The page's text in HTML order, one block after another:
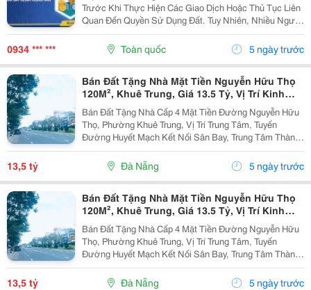
Trước Khi Thực Hiện Các Giao Dịch Hoặc Thủ Tục Liên
Quan Đến Quyền Sử Dụng Đất. Tuy Nhiên, Nhiều Người
Vẫn Nhầm Lẫn Giữa Bảng Giá Đất Và Giá Trị Thực Tế
Của Bất Động Sản, Dẫn Đến Những Đánh Giá Chưa...
0934 *** *** Toàn quốc 5 ngày trước
Bán Đất Tặng Nhà Mặt Tiền Nguyễn Hữu Thọ
120M², Khuê Trung, Giá 13.5 Tỷ, Vị Trí Kinh
Doanh Đẹp
Bán Đất Tặng Nhà Cấp 4 Mặt Tiền Đường Nguyễn Hữu
Thọ, Phường Khuê Trung, Vị Trí Trung Tâm, Tuyến
Đường Huyết Mạch Kết Nối Sân Bay, Trung Tâm Thành
Phố Và Các Khu Thương Mại Sầm Uất. Thông Tin Bất
Động Sản: Địa Chỉ: Mặt Tiền Nguyễn Hữu Thọ, Gần
13,5 tỷ Đà Nẵng 5 ngày trước
Bán Đất Tặng Nhà Mặt Tiền Nguyễn Hữu Thọ
120M², Khuê Trung, Giá 13.5 Tỷ, Vị Trí Kinh
Doanh Đẹp
Bán Đất Tặng Nhà Cấp 4 Mặt Tiền Đường Nguyễn Hữu
Thọ, Phường Khuê Trung, Vị Trí Trung Tâm, Tuyến
Đường Huyết Mạch Kết Nối Sân Bay, Trung Tâm Thành
Phố Và Các Khu Thương Mại Sầm Uất. Thông Tin Bất
Động Sản: Địa Chỉ: Mặt Tiền Nguyễn Hữu Thọ, Gần
13,5 tỷ Đà Nẵng 5 ngày trước